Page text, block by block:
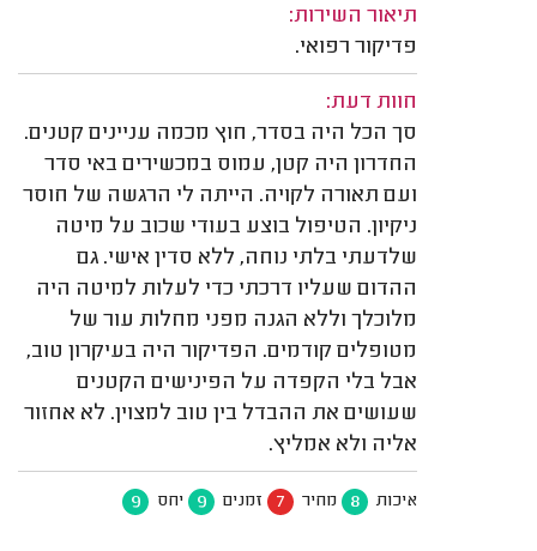
תיאור השירות:
פדיקור רפואי.
חוות דעת:
סך הכל היה בסדר, חוץ מכמה עניינים קטנים.
החדרון היה קטן, עמוס במכשירים באי סדר
ועם תאורה לקויה. הייתה לי הרגשה של חוסר
ניקיון. הטיפול בוצע בעודי שכוב על מיטה
שלדעתי בלתי נוחה, ללא סדין אישי. גם
ההדום שעליו דרכתי כדי לעלות למיטה היה
מלוכלך וללא הגנה מפני מחלות עור של
מטופלים קודמים. הפדיקור היה בעיקרון טוב,
אבל בלי הקפדה על הפינישים הקטנים
שעושים את ההבדל בין טוב למצוין. לא אחזור
אליה ולא אמליץ.
איכות 8 מחיר 7 זמנים 9 יחס 9